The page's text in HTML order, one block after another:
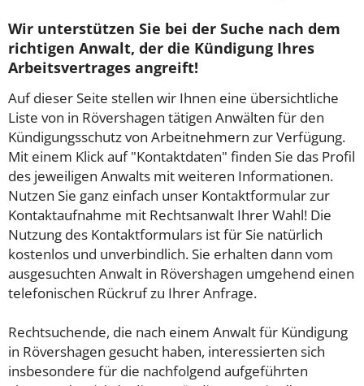
Wir unterstützen Sie bei der Suche nach dem
richtigen Anwalt, der die Kündigung Ihres
Arbeitsvertrages angreift!
Auf dieser Seite stellen wir Ihnen eine übersichtliche
Liste von in Rövershagen tätigen Anwälten für den
Kündigungsschutz von Arbeitnehmern zur Verfügung.
Mit einem Klick auf "Kontaktdaten" finden Sie das Profil
des jeweiligen Anwalts mit weiteren Informationen.
Nutzen Sie ganz einfach unser Kontaktformular zur
Kontaktaufnahme mit Rechtsanwalt Ihrer Wahl! Die
Nutzung des Kontaktformulars ist für Sie natürlich
kostenlos und unverbindlich. Sie erhalten dann vom
ausgesuchten Anwalt in Rövershagen umgehend einen
telefonischen Rückruf zu Ihrer Anfrage.
Rechtsuchende, die nach einem Anwalt für Kündigung
in Rövershagen gesucht haben, interessierten sich
insbesondere für die nachfolgend aufgeführten